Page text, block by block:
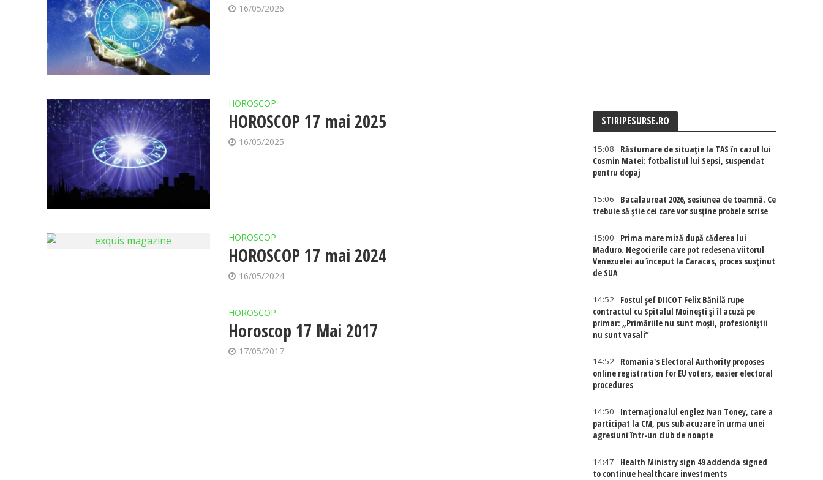
16/05/2026
HOROSCOP
HOROSCOP 17 mai 2025
16/05/2025
HOROSCOP
HOROSCOP 17 mai 2024
16/05/2024
HOROSCOP
Horoscop 17 Mai 2017
17/05/2017
STIRIPESURSE.RO
15:08
Răsturnare de situație la TAS în cazul lui
Cosmin Matei: fotbalistul lui Sepsi, suspendat
pentru dopaj
15:06
Bacalaureat 2026, sesiunea de toamnă. Ce
trebuie să știe cei care vor susține probele scrise
15:00
Prima mare miză după căderea lui
Maduro. Negocierile care pot redesena viitorul
Venezuelei au început la Caracas, proces susținut
de SUA
14:52
Fostul șef DIICOT Felix Bănilă rupe
contractul cu Spitalul Moinești și îl acuză pe
primar: „Primăriile nu sunt moșii, profesioniștii
nu sunt vasali”
14:52
Romania's Electoral Authority proposes
online registration for EU voters, easier electoral
procedures
14:50
Internaţionalul englez Ivan Toney, care a
participat la CM, pus sub acuzare în urma unei
agresiuni într-un club de noapte
14:47
Health Ministry sign 49 addenda signed
to continue healthcare investments